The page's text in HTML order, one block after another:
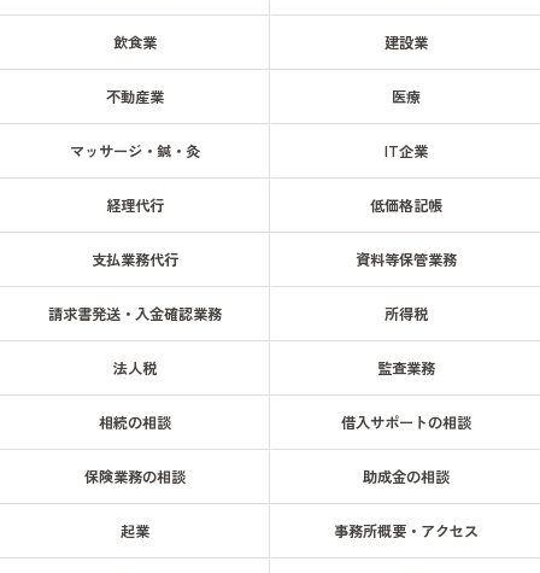
飲食業 建設業
不動産業 医療
マッサージ・鍼・灸 IT企業
経理代行 低価格記帳
支払業務代行 資料等保管業務
請求書発送・入金確認業務 所得税
法人税 監査業務
相続の相談 借入サポートの相談
保険業務の相談 助成金の相談
起業 事務所概要・アクセス